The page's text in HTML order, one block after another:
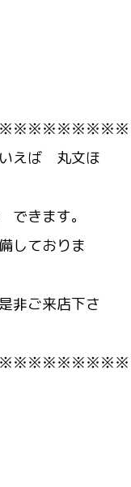
えば 丸文ほ
きます。
しておりま
非ご来店下さ